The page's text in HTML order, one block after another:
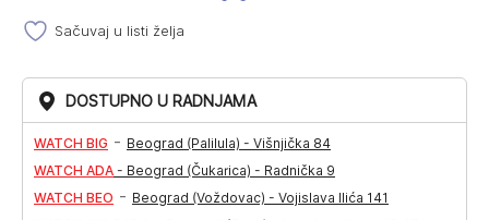
Sačuvaj u listi želja
DOSTUPNO U RADNJAMA
WATCH BIG - Beograd (Palilula) - Višnjička 84
WATCH ADA - Beograd (Čukarica) - Radnička 9
WATCH BEO - Beograd (Voždovac) - Vojislava Ilića 141